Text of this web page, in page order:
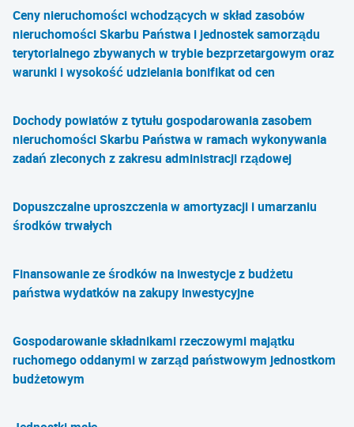
Ceny nieruchomości wchodzących w skład zasobów
nieruchomości Skarbu Państwa i jednostek samorządu
terytorialnego zbywanych w trybie bezprzetargowym oraz
warunki i wysokość udzielania bonifikat od cen
Dochody powiatów z tytułu gospodarowania zasobem
nieruchomości Skarbu Państwa w ramach wykonywania
zadań zleconych z zakresu administracji rządowej
Dopuszczalne uproszczenia w amortyzacji i umarzaniu
środków trwałych
Finansowanie ze środków na inwestycje z budżetu
państwa wydatków na zakupy inwestycyjne
Gospodarowanie składnikami rzeczowymi majątku
ruchomego oddanymi w zarząd państwowym jednostkom
budżetowym